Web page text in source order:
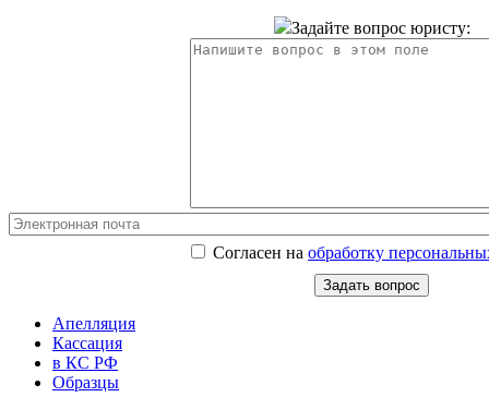
Задайте вопрос юристу:
Согласен на обработку
Апелляция
Кассация
в КС РФ
Образцы